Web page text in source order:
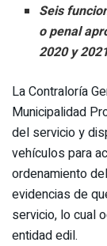
Seis
o penal
2020 y
La Contraloría
Municipalidad
del servicio y
vehículos para
ordenamiento
evidencias de
servicio, lo cual
entidad edil.